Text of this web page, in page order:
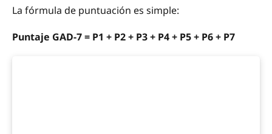
La fórmula de puntuación es simple:
Puntaje GAD-7 = P1 + P2 + P3 + P4 + P5 + P6 + P7